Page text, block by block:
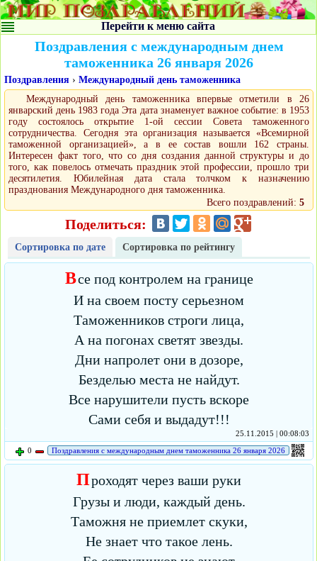
Перейти к меню сайта
Поздравления с международным днем
таможенника 26 января 2026
Поздравления › Международный день таможенника
Международный день таможенника впервые отметили в 26
январский день 1983 года Эта дата знаменует важное событие: в 1953
году состоялось открытие 1-ой сессии Совета таможенного
сотрудничества. Сегодня эта организация называется «Всемирной
таможенной организацией», а в ее состав вошли 162 страны.
Интересен факт того, что со дня создания данной структуры и до
того, как повелось отмечать праздник этой профессии, прошло три
десятилетия. Юбилейная дата стала толчком к назначению
празднования Международного дня таможенника.
Всего поздравлений: 5
Поделиться:
Сортировка по дате Сортировка по рейтингу
Все под контролем на границе
И на своем посту серьезном
Таможенников строги лица,
А на погонах светят звезды.
Дни напролет они в дозоре,
Безделью места не найдут.
Все нарушители пусть вскоре
Сами себя и выдадут!!!
25.11.2015 | 00:08:03
0
Поздравления с международным днем таможенника 26 января 2026
Проходят через ваши руки
Грузы и люди, каждый день.
Таможня не приемлет скуки,
Не знает что такое лень.